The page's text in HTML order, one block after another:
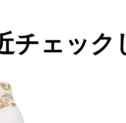
チェック